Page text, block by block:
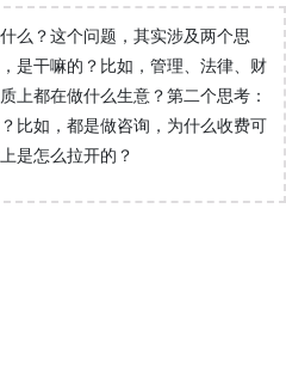
么？这个问题，其实涉及两个思
是干嘛的？比如，管理、法律、财
上都在做什么生意？第二个思考：
比如，都是做咨询，为什么收费可
是怎么拉开的？